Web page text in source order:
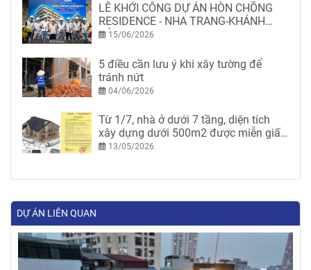
LỄ KHỞI CÔNG DỰ ÁN HÒN CHỒNG
RESIDENCE - NHA TRANG-KHÁNH
HÒA15/06/2026
5 điều cần lưu ý khi xây tường để
tránh nứt
04/06/2026
Từ 1/7, nhà ở dưới 7 tầng, diện tích
xây dựng dưới 500m2 được miễn giấy
phép xây dựng
13/05/2026
DỰ ÁN LIÊN QUAN